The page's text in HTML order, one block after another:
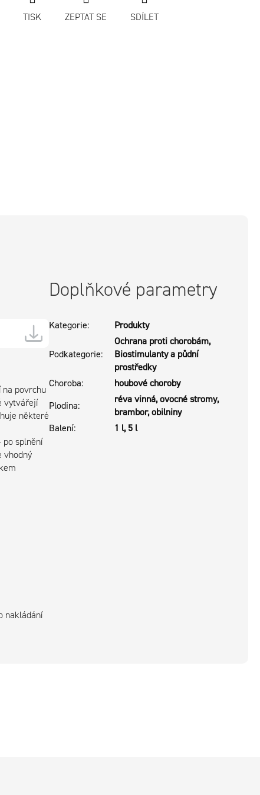
TISK ZEPTAT SE SDÍLET
na povrchu
vytvářejí
některé
po splnění
vhodný
nakládání
Doplňkové parametry
Kategorie: Produkty
Podkategorie:
Ochrana proti chorobám,
Biostimulanty a půdní
prostředky
Choroba:
houbové choroby
Plodina:
réva vinná, ovocné stromy,
brambor, obilniny
Balení: 1 l, 5 l